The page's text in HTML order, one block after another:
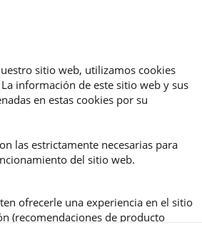
sitio web, utilizamos cookies
información de este sitio web y sus
en estas cookies por su
las estrictamente necesarias para
del sitio web.
ofrecerle una experiencia en el sitio
(recomendaciones de producto